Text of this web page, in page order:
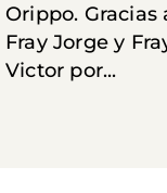
Orippo. Gracias
Fray Jorge y
Victor por...